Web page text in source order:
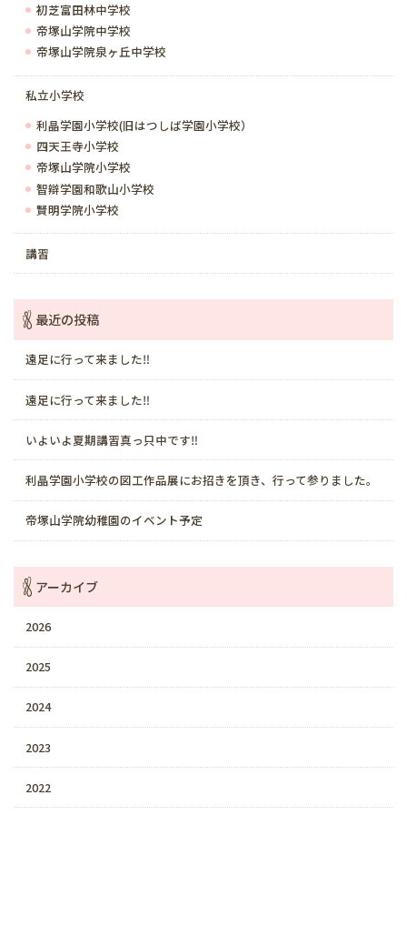
初芝富田林中学校
帝塚山学院中学校
帝塚山学院泉ヶ丘中学校
私立小学校
利晶学園小学校(旧はつしば学園小学校）
四天王寺小学校
帝塚山学院小学校
智辯学園和歌山小学校
賢明学院小学校
講習
最近の投稿
遠足に行って来ました‼️
遠足に行って来ました‼️
いよいよ夏期講習真っ只中です‼️
利晶学園小学校の図工作品展にお招きを頂き、行って参りました。
帝塚山学院幼稚園のイベント予定
アーカイブ
2026
2025
2024
2023
2022